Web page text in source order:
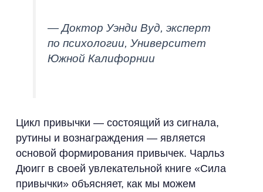
— Доктор Уэнди Вуд, эксперт
по психологии, Университет
Южной Калифорнии
Цикл привычки — состоящий из сигнала,
рутины и вознаграждения — является
основой формирования привычек. Чарльз
Дюигг в своей увлекательной книге «Сила
привычки» объясняет, как мы можем